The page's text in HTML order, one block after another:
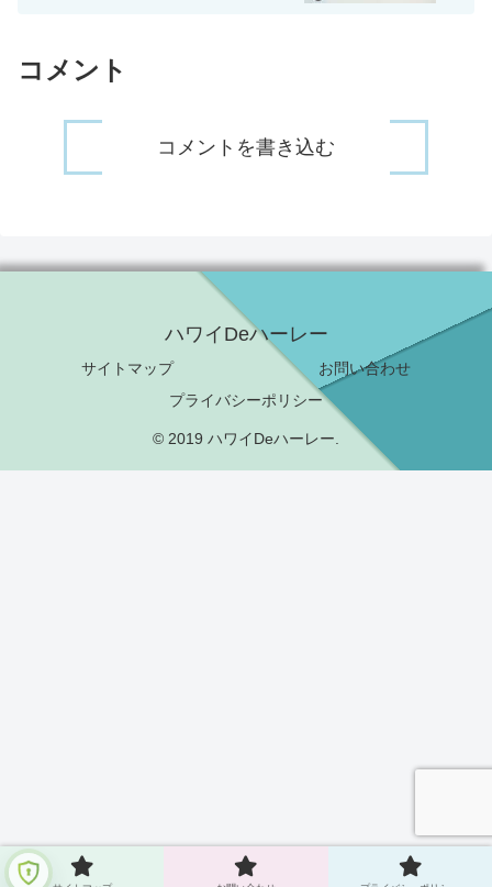
コメント
コメントを書き込む
ハワイDeハーレー
サイトマップ
お問い合わせ
プライバシーポリシー
© 2019 ハワイDeハーレー.